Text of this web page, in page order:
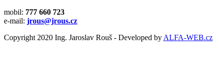
mobil: 777 660 723
e-mail: jrous@jrous.cz
Copyright 2020 Ing. Jaroslav Rouš - Developed by ALFA-WEB.cz